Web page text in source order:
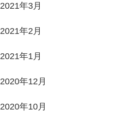
2021年3月
2021年2月
2021年1月
2020年12月
2020年10月